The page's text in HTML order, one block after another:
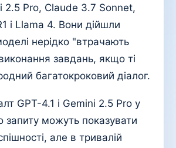
2.5 Pro, Claude 3.7 Sonnet,
і Llama 4. Вони дійшли
нерідко "втрачають
завдань, якщо ті
багатокроковий діалог.
GPT-4.1 і Gemini 2.5 Pro у
запиту можуть показувати
але в тривалій